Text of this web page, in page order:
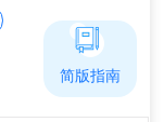
简版指南